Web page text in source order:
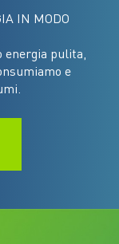
IN MODO
energia pulita,
e